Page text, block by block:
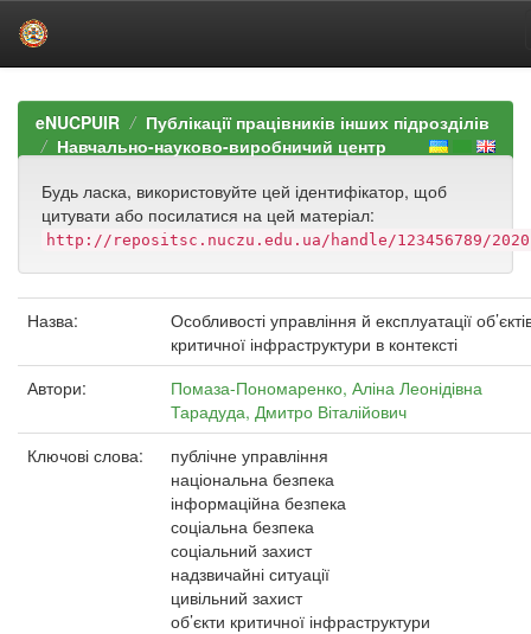
navigationeNUCPUIR
Публікації працівників інших підрозділів
Навчально-науково-виробничий центр
Будь ласка, використовуйте цей ідентифікатор, щоб
цитувати або посилатися на цей матеріал:
http://repositsc.nuczu.edu.ua/handle/123456789/
Назва:
Особливості управління й експлуатації
критичної інфраструктури в контексті
Автори:
Помаза-Пономаренко, Аліна Леонідівна
Тарадуда, Дмитро Віталійович
Ключові слова:
публічне управління
національна безпека
інформаційна безпека
соціальна безпека
соціальний захист
надзвичайні ситуації
цивільний захист
об’єкти критичної інфраструктури